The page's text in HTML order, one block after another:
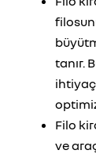
tanır.
Filo
ve